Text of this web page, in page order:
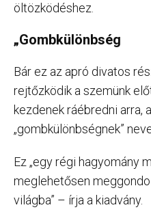
öltözködéshez.
„Gombkülönbség
Bár ez az apró divatos
rejtőzködik a szemünk
kezdenek ráébredni arra,
„gombkülönbségnek”
Ez „egy régi hagyomány
meglehetősen
világba” – írja a kiadvány.